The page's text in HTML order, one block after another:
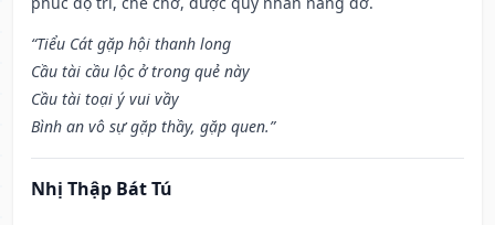
“Tiểu Cát gặp hội thanh long
Cầu tài cầu lộc ở trong quẻ này
Cầu tài toại ý vui vầy
Bình an vô sự gặp thầy, gặp quen.”
Nhị Thập Bát Tú